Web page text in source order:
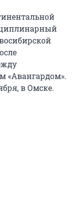
«Авангардом».
в Омске.